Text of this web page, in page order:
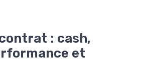
: cash,
et